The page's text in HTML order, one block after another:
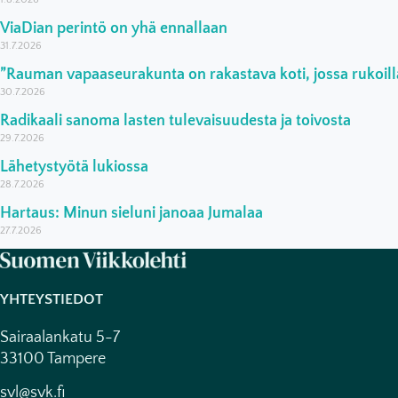
ViaDian perintö on yhä ennallaan
31.7.2026
”Rauman vapaaseurakunta on rakastava koti, jossa
30.7.2026
Radikaali sanoma lasten tulevaisuudesta ja toivosta
29.7.2026
Lähetystyötä lukiossa
28.7.2026
Hartaus: Minun sieluni janoaa Jumalaa
27.7.2026
YHTEYSTIEDOT
Sairaalankatu 5-7
33100 Tampere
svl@svk.fi